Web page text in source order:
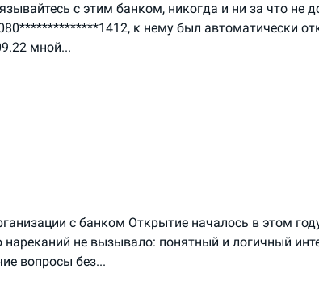
с этим банком, никогда и ни за что не
к нему был автоматически
мной...
с банком Открытие началось в этом
нареканий не вызывало: понятный и логичный
вопросы без...